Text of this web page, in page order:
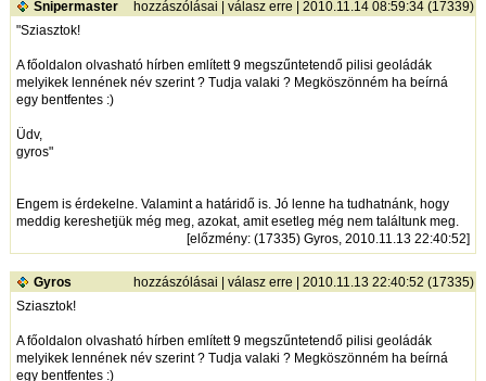
Snipermaster hozzászólásai | válasz erre | 2010.11.14 08:59:34 (17339)
"Sziasztok!
A főoldalon olvasható hírben említett 9 megszűntetendő pilisi geoládák
melyikek lennének név szerint ? Tudja valaki ? Megköszönném ha beírná
egy bentfentes :)
Üdv,
gyros"
Engem is érdekelne. Valamint a határidő is. Jó lenne ha tudhatnánk, hogy
meddig kereshetjük még meg, azokat, amit esetleg még nem találtunk meg.
[előzmény: (17335) Gyros, 2010.11.13 22:40:52]
Gyros hozzászólásai | válasz erre | 2010.11.13 22:40:52 (17335)
Sziasztok!
A főoldalon olvasható hírben említett 9 megszűntetendő pilisi geoládák
melyikek lennének név szerint ? Tudja valaki ? Megköszönném ha beírná
egy bentfentes :)